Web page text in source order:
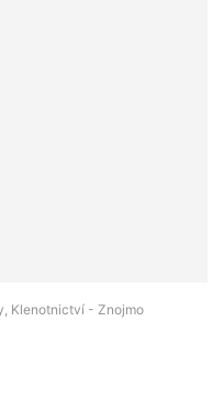
Klenotnictví - Znojmo